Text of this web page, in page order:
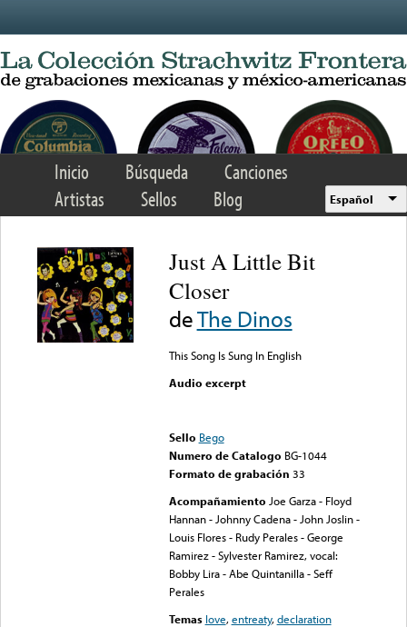
Inicio Búsqueda
Canciones
Artistas
Sellos Blog Español
Just A Little Bit
Closer
deThe Dinos
This Song Is Sung In English
Audio excerpt
Sello Bego
Numero de Catalogo BG-1044
Formato de grabación 33
Acompañamiento Joe Garza - Floyd
Hannan - Johnny Cadena - John Joslin -
Louis Flores - Rudy Perales - George
Ramirez - Sylvester Ramirez, vocal:
Bobby Lira - Abe Quintanilla - Seff
Perales
Temas love,entreaty,declaration